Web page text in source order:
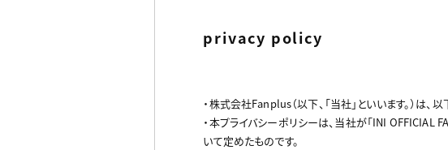
privacy policy
・株式会社Fanplus（以下、「当社」といいます。）は
・本プライバシーポリシーは、当社が「INI
いて定めたものです。